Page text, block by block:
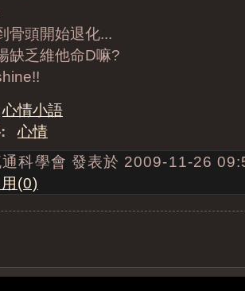
骨頭開始退化...
缺乏維他命D嘛?
心情小語
心情
通科學會 發表於 2009-11-26
(0)